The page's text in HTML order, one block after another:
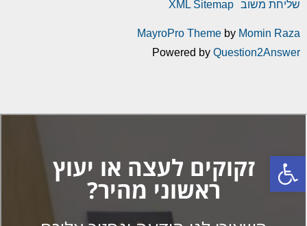
שליחת משוב XML Sitemap
MayroPro Theme by Momin Raza
Powered by Question2Answer